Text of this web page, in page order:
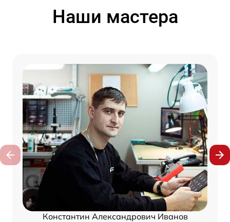
Наши мастера
Константин Александрович Иванов